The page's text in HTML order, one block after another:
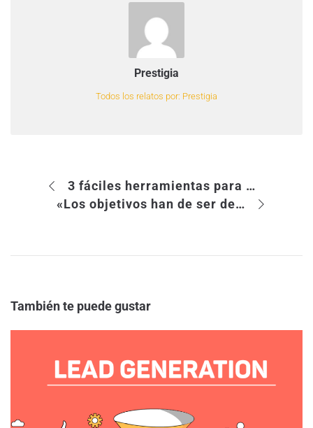
Prestigia
Todos los relatos por: Prestigia
3 fáciles herramientas para impulsar tu empresa online
«Los objetivos han de ser de leads o ventas. Nunca de likes o branding»
También te puede gustar